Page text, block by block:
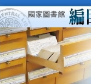
移至主內容